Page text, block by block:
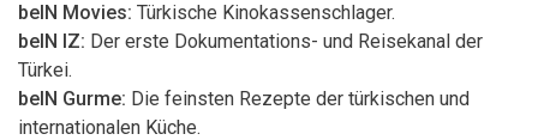
beIN Movies: Türkische Kinokassenschlager.
beIN IZ: Der erste Dokumentations- und Reisekanal der
Türkei.
beIN Gurme: Die feinsten Rezepte der türkischen und
internationalen Küche.